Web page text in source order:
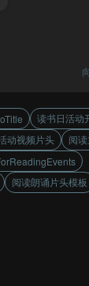
读书日活动
动视频片头
阅
阅读朗诵片头模板